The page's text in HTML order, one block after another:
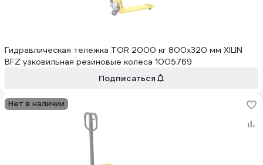
Гидравлическая тележка TOR 2000 кг 800x320 мм XILIN
BFZ узковильная резиновые колеса 1005769
Подписаться
Нет в наличии